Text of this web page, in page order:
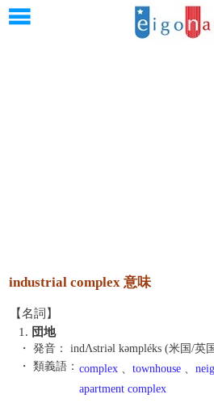
industrial complex 意味
【名詞】
1. 団地
・ 発音：
indΛstriəl kəmpléks (米国/英
・ 類義語： complex 、 townhouse 、
apartment complex